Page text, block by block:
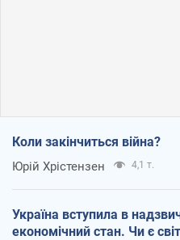
Коли закінчиться війна?
Юрій Хрістензен 4,1 т.
Україна вступила в
економічний стан. Чи є